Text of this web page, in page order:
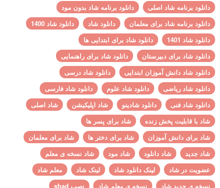
دانلود برنامه شاد اصلی
دانلود برنامه شاد بدون مود
دانلود برنامه شاد برای معلمان
دانلود شاد
دانلود شاد 1400
دانلود شاد 1401
دانلود شاد برای ابتدایی ها
دانلود شاد برای دبیرستان
دانلود شاد برای راهنمایی
دانلود شاد دانش آموزان ابتدایی
دانلود شاد درسی
دانلود شاد ریاضی
دانلود شاد علوم
دانلود شاد فارسی
دانلود شاد فنی
دانلود شادینو شاد اپلیکیشن
شاد اصلی
شاد با قابلیت پخش زنده
شاد برای پسر ها
شاد برای دانش آموزان
شاد برای دختر ها
شاد برای معلمان
شاد جدید
شاد دانلود شاد مود
شاد نسخه ی معلم
عضویت در شاد
لینک دانلود شاد لینک شاد
معلم شاد
نسخه ی جدید شاد
نسخه ی معلم شاد نصب shad